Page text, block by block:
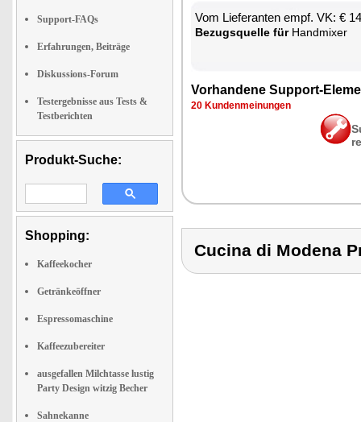
Support-FAQs
Erfahrungen, Beiträge
Diskussions-Forum
Testergebnisse aus Tests &
Testberichten
Produkt-Suche:
Shopping:
Kaffeekocher
Getränkeöffner
Espressomaschine
Kaffeezubereiter
ausgefallen Milchtasse lustig
Party Design witzig Becher
Sahnekanne
Vom Lie­fe­ran­ten empf. VK: €
Be­zugs­quel­le fürHand­mi­xer
Vor­han­de­ne Sup­port-
20 Kun­den­mei­nun­gen
Cucina di Modena